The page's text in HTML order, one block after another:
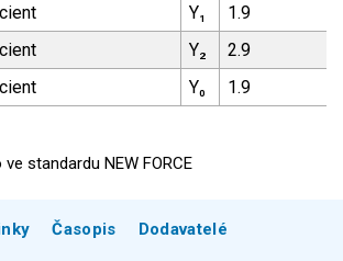
Y₁
1.9
Y₂
2.9
Y₀ 1.9
standardu NEW FORCE
Časopis Dodavatelé